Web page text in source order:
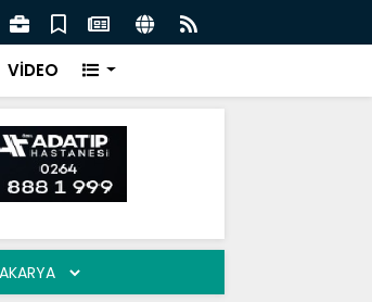
Tığcılar'da Tahliyeler 17 Ağustos'ta
VİDEO